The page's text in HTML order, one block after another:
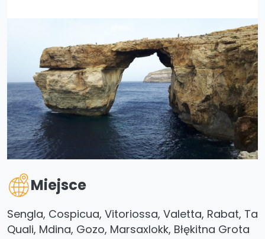
Miejsce
Sengla, Cospicua, Vitoriossa, Valetta, Rabat, Ta
Quali, Mdina, Gozo, Marsaxlokk, Błękitna Grota